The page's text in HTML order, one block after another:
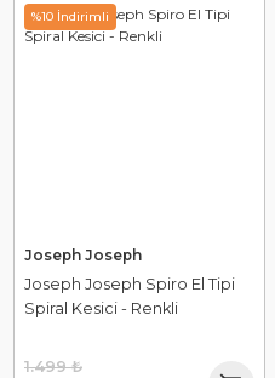
%10 İndirimli
Joseph Joseph
Joseph Joseph Spiro El Tipi
Spiral Kesici - Renkli
1.499 ₺